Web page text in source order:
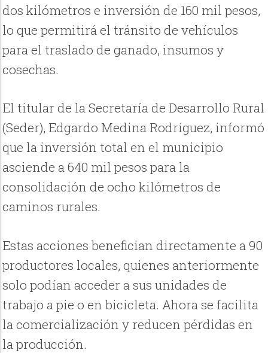
dos kilómetros e inversión de 160 mil pesos,
lo que permitirá el tránsito de vehículos
para el traslado de ganado, insumos y
cosechas.
El titular de la Secretaría de Desarrollo Rural
(Seder), Edgardo Medina Rodríguez, informó
que la inversión total en el municipio
asciende a 640 mil pesos para la
consolidación de ocho kilómetros de
caminos rurales.
Estas acciones benefician directamente a 90
productores locales, quienes anteriormente
solo podían acceder a sus unidades de
trabajo a pie o en bicicleta. Ahora se facilita
la comercialización y reducen pérdidas en
la producción.